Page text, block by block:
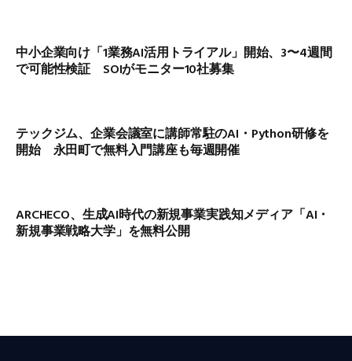
中小企業向け「1業務AI活用トライアル」開始、3〜4週間
で可能性検証 SOIがモニター10社募集
テックジム、企業会議室に講師常駐のAI・Python研修を
開始 永田町で無料入門講座も毎週開催
ARCHECO、生成AI時代の新規事業実践知メディア「AI・
新規事業戦略大学」を無料公開